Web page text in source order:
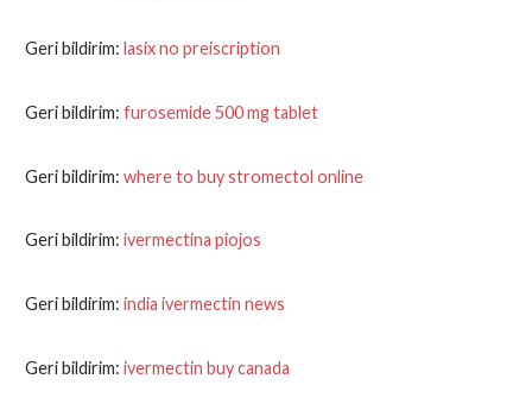
Geri bildirim: lasix no preiscription
Geri bildirim: furosemide 500 mg tablet
Geri bildirim: where to buy stromectol online
Geri bildirim: ivermectina piojos
Geri bildirim: india ivermectin news
Geri bildirim: ivermectin buy canada